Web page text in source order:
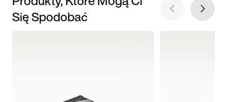
Się Spodobać